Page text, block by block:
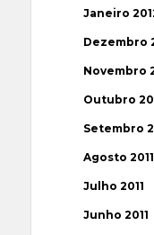
Janeiro
Dezembro
Novembro
Outubro
Setembro
Agosto 2011
Julho 2011
Junho 2011